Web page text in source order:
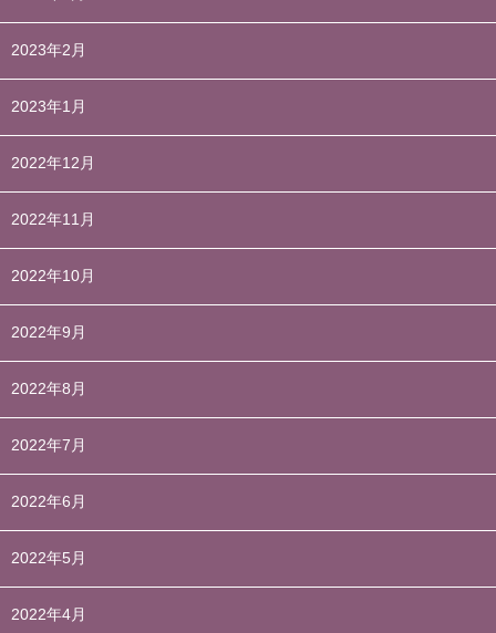
2023年2月
2023年1月
2022年12月
2022年11月
2022年10月
2022年9月
2022年8月
2022年7月
2022年6月
2022年5月
2022年4月